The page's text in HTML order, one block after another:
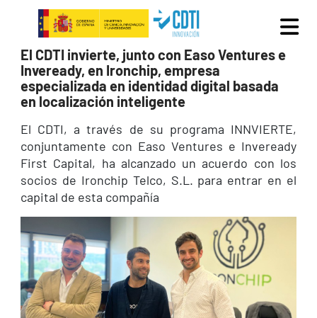
Vés al contingut
El CDTI invierte, junto con Easo Ventures e
Inveready, en Ironchip, empresa
especializada en identidad digital basada
en localización inteligente
El CDTI, a través de su programa INNVIERTE,
conjuntamente con Easo Ventures e Inveready
First Capital, ha alcanzado un acuerdo con los
socios de Ironchip Telco, S.L. para entrar en el
capital de esta compañía